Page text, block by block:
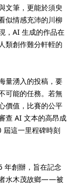
文筆，更能於須臾
似情感充沛的川柳
，AI 生成的作品在
類創作難分軒輊的
量湧入的投稿，要
可能的任務。若無
價值，比賽的公平
查 AI 文本的高昂成
屆這一里程碑時刻
年創辦，旨在記念
水木茂故鄉——被